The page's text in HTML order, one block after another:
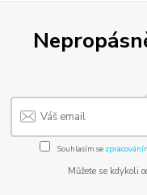
Souhlasím se
Můžete se kdykoli